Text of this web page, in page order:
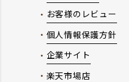
お客様のレビュー
個人情報保護方針
企業サイト
楽天市場店